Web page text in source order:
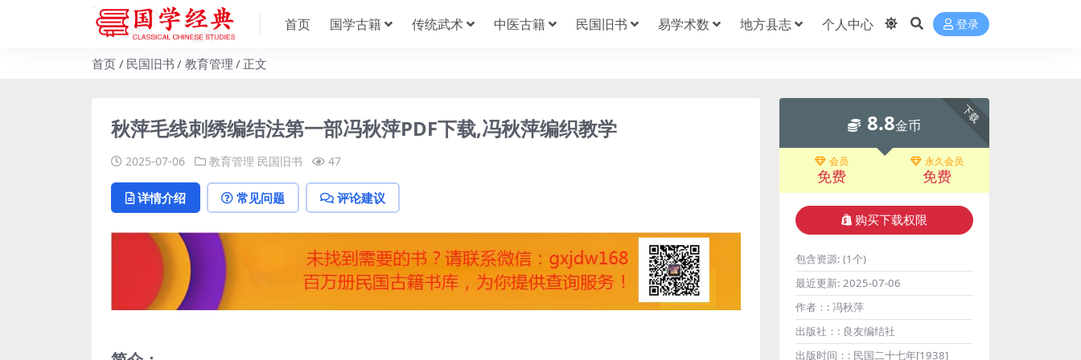
首页 国学古籍 传统武术 中医古籍 民国旧书 易学术数 地方县志 个人中心 登录
首页 民国旧书 教育管理 正文
秋萍毛线刺绣编结法第一部冯秋萍PDF下载,冯秋萍编织教学
2025-07-06 教育管理 民国旧书 47
详情介绍 常见问题 评论建议
下载
8.8金币
会员
免费
永久会员
免费
购买下载权限
包含资源: (1个)
最近更新: 2025-07-06
作者：: 冯秋萍
出版社：: 良友编结社
出版时间：: 民国二十七年[1938]